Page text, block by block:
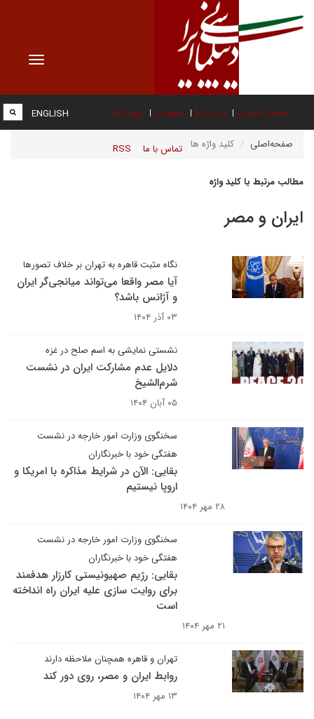
Toggle
صفحه نخست درباره ما عضویت پیوند ها
تماس با ما RSS
ENGLISH
صفحه‌اصلی کلید واژه ها
مطالب مرتبط با کلید واژه
ایران و مصر
نگاه مثبت قاهره به تهران بر خلاف تصورها
آیا مصر واقعا می‌تواند میانجی‌گر ایران
و آژانس باشد؟
۰۳ آذر ۱۴۰۴
نشستی نمایشی به اسم صلح در غزه
دلایل عدم مشارکت ایران در نشست
شرم‌الشیخ
۰۵ آبان ۱۴۰۴
سخنگوی وزارت امور خارجه در نشست
هفتگی خود با خبرنگاران
بقایی: الآن در شرایط مذاکره با امریکا و
اروپا نیستیم
۲۸ مهر ۱۴۰۴
سخنگوی وزارت امور خارجه در نشست
هفتگی خود با خبرنگاران
بقایی: رژیم صهیونیستی کارزار هدفمند
برای روایت سازی علیه ایران راه انداخته
است
۲۱ مهر ۱۴۰۴
تهران و قاهره همچنان ملاحظه دارند
روابط ایران و مصر، روی دور کند
۱۳ مهر ۱۴۰۴